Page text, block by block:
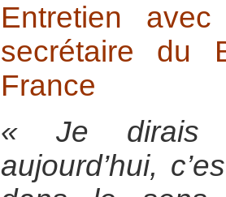
Entretien
secrétaire du
France
« Je dirais
aujourd’hui,